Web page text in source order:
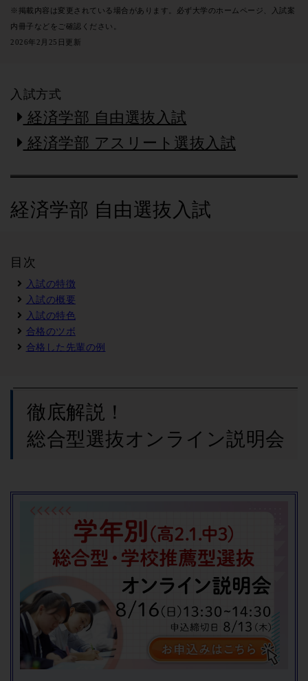
※掲載内容は変更されている場合があります。必ず大学のホームページ、入試案
内冊子などをご確認ください。
2026年2月25日更新
入試方式
経済学部 自由選抜入試
経済学部 アスリート選抜入試
経済学部 自由選抜入試
目次
入試の特徴
入試の概要
入試の特色
合格のツボ
合格した先輩の例
徹底解説！
総合型選抜オンライン説明会